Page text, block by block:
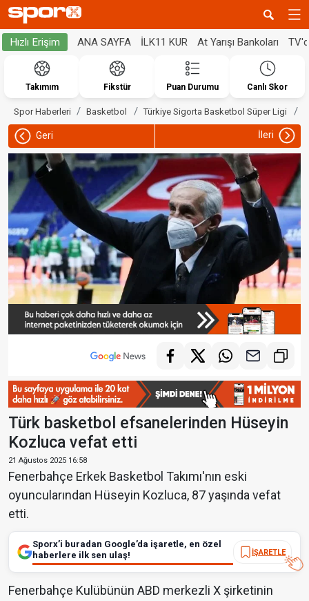
Hızlı Erişim ANA SAYFA İLK11 KUR At Yarışı Bankoları
Takımım Fikstür Puan Durumu Canlı Skor
Spor Haberleri Basketbol Türkiye Sigorta Basketbol Süper Ligi
Geri İleri
Türk basketbol efsanelerinden Hüseyin
Kozluca vefat etti
21 Ağustos 2025 16:58
Fenerbahçe Erkek Basketbol Takımı'nın eski
oyuncularından Hüseyin Kozluca, 87 yaşında vefat
etti.
Sporx’i buradan Google’da işaretle, en özel
haberlere ilk sen ulaş!
İŞARETLE
Fenerbahçe Kulübünün ABD merkezli X şirketinin